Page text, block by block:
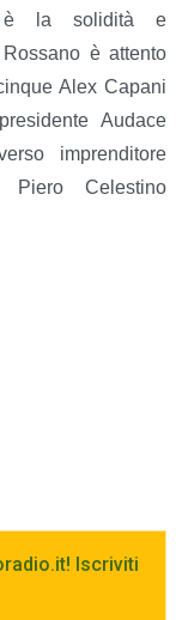
è la solidità e
è attento
Alex Capani
Audace
imprenditore
Piero Celestino
Iscriviti